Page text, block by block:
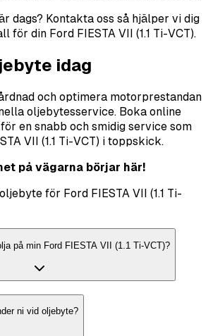
dags? Kontakta oss så hjälper vi dig
för din Ford FIESTA VII (1.1 Ti-VCT).
idag
och optimera motorprestandan
oljebytesservice. Boka online
en snabb och smidig service som
VII (1.1 Ti-VCT) i toppskick.
på vägarna börjar här!
för Ford FIESTA VII (1.1 Ti-
på min Ford FIESTA VII (1.1 Ti-VCT)?
ni vid oljebyte?